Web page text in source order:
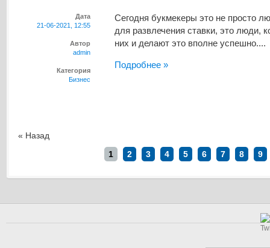
Дата
21-06-2021, 12:55
Автор
admin
Категория
Бизнес
Сегодня букмекеры это не просто
для развлечения ставки, это люди,
них и делают это вполне успешно....
Подробнее »
« Назад
1
2 3 4 5 6 7 8 9